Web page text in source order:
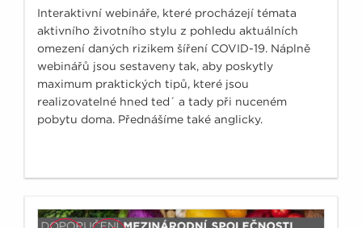
Interaktivní webináře, které procházejí témata
aktivního životního stylu z pohledu aktuálních
omezení daných rizikem šíření COVID-19. Náplně
webinářů jsou sestaveny tak, aby poskytly
maximum praktických tipů, které jsou
realizovatelné hned ted´ a tady při nuceném
pobytu doma. Přednášíme také anglicky.